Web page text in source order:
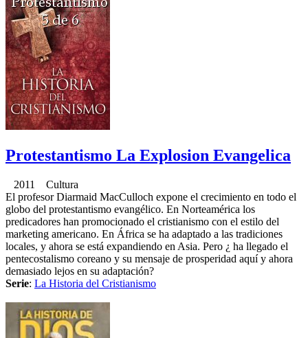
Protestantismo La Explosion Evangelica
2011 Cultura
El profesor Diarmaid MacCulloch expone el crecimiento en todo el
globo del protestantismo evangélico. En Norteamérica los
predicadores han promocionado el cristianismo con el estilo del
marketing americano. En África se ha adaptado a las tradiciones
locales, y ahora se está expandiendo en Asia. Pero ¿ ha llegado el
pentecostalismo coreano y su mensaje de prosperidad aquí y ahora
demasiado lejos en su adaptación?
Serie: La Historia del Cristianismo